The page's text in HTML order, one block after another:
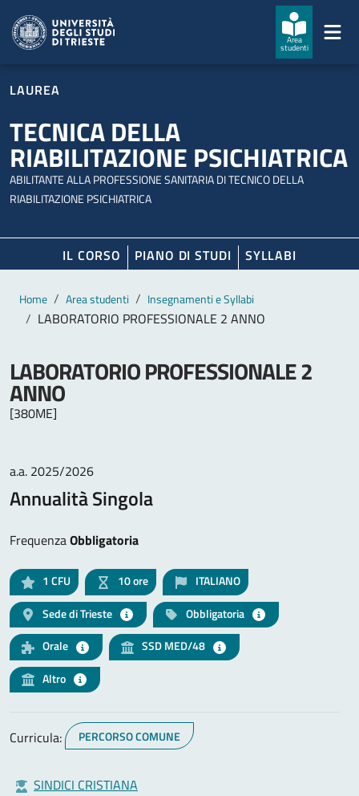
Area
studenti
LAUREA
TECNICA DELLA
RIABILITAZIONE PSICHIATRICA
ABILITANTE ALLA PROFESSIONE SANITARIA DI TECNICO DELLA
RIABILITAZIONE PSICHIATRICA
IL CORSO PIANO DI STUDI SYLLABI
Contenuto principale
Breadcrumb
Home Area studenti Insegnamenti e Syllabi
LABORATORIO PROFESSIONALE 2 ANNO
LABORATORIO PROFESSIONALE 2
ANNO
[380ME]
a.a. 2025/2026
Annualità Singola
FrequenzaObbligatoria
1 CFU 10 ore
ITALIANO
Sede di Trieste
Obbligatoria
Orale
SSD MED/48
Altro
Curricula: PERCORSO COMUNE
SINDICI CRISTIANA